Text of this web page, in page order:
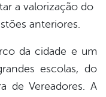
a valorização do
anteriores.
da cidade e um
escolas, do
de Vereadores. A